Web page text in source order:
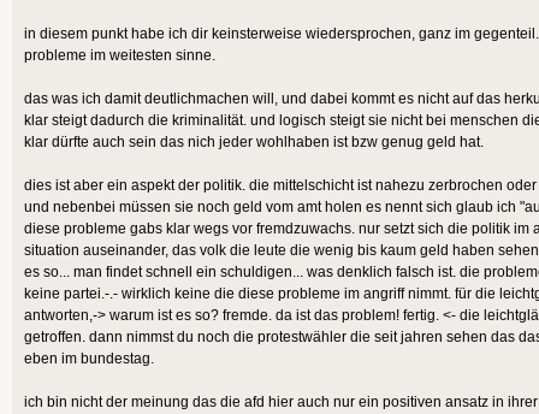
in diesem punkt habe ich dir keinsterweise wiedersprochen, ganz im
probleme im weitesten sinne.
das was ich damit deutlichmachen will, und dabei kommt es nicht auf das
klar steigt dadurch die kriminalität. und logisch steigt sie nicht bei menschen
klar dürfte auch sein das nich jeder wohlhaben ist bzw genug geld hat.
dies ist aber ein aspekt der politik. die mittelschicht ist nahezu zerbrochen
und nebenbei müssen sie noch geld vom amt holen es nennt sich glaub ich
diese probleme gabs klar wegs vor fremdzuwachs. nur setzt sich die politik
situation auseinander, das volk die leute die wenig bis kaum geld haben
es so... man findet schnell ein schuldigen... was denklich falsch ist. die
keine partei.-.- wirklich keine die diese probleme im angriff nimmt. für die
antworten,-> warum ist es so? fremde. da ist das problem! fertig. <- die
getroffen. dann nimmst du noch die protestwähler die seit jahren sehen das
eben im bundestag.
ich bin nicht der meinung das die afd hier auch nur ein positiven ansatz in